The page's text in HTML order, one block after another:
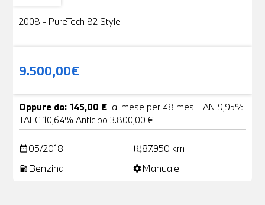
2008 - PureTech 82 Style
9.500,00€
Oppure da: 145,00 € al mese per 48 mesi TAN 9,95%
TAEG 10,64% Anticipo 3.800,00 €
date_range05/2018 add_road87.950 km
local_gas_station Benzina settingsManuale